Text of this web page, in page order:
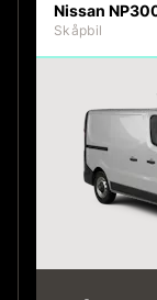
Nissan
Skåpbil